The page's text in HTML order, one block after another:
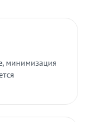
минимизация